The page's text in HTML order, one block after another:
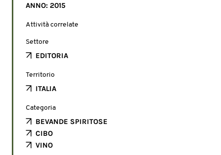
ANNO: 2015
Attività correlate
Settore
EDITORIA
Territorio
ITALIA
Categoria
BEVANDE SPIRITOSE
CIBO
VINO